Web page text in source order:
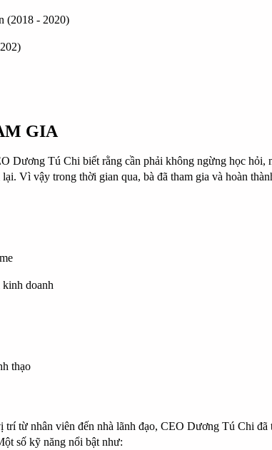
(2018 - 2020)
GIA
Dương Tú Chi biết rằng cần phải không ngừng học hỏi,
Vì vậy trong thời gian qua, bà đã tham gia và hoàn
doanh
thạo
từ nhân viên đến nhà lãnh đạo, CEO Dương Tú Chi đã
số kỹ năng nổi bật như: